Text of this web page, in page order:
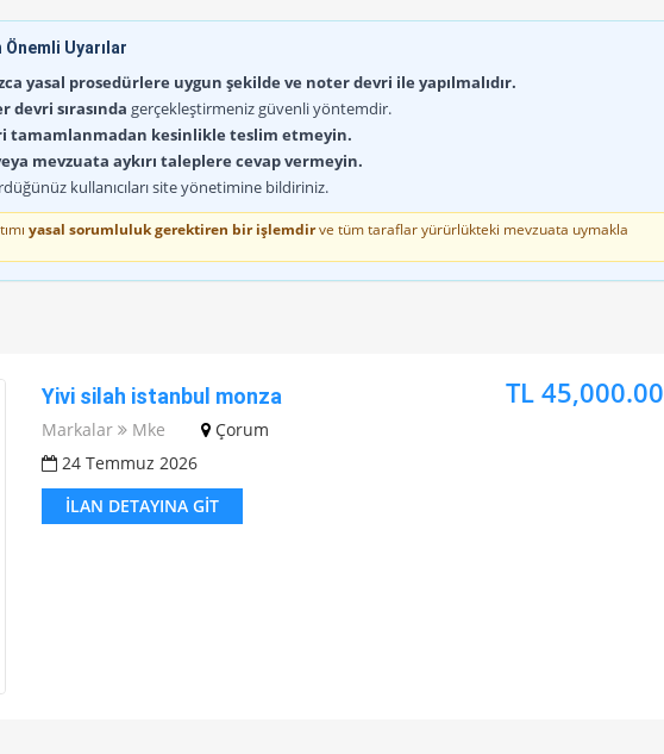
Önemli Uyarılar
yasal prosedürlere uygun şekilde ve noter devri ile yapılmalıdır.
sırasında gerçekleştirmeniz güvenli yöntemdir.
tamamlanmadan kesinlikle teslim etmeyin.
veya mevzuata aykırı taleplere cevap vermeyin.
kullanıcıları site yönetimine bildiriniz.
yasal sorumluluk gerektiren bir işlemdirve tüm taraflar yürürlükteki mevzuata uymakla
Yivi silah istanbul monza
Markalar Mke
Çorum
24 Temmuz 2026
İLAN DETAYINA GIT
TL 45,000.00